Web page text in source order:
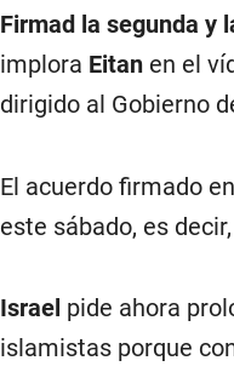
Firmad la segunda y
implora Eitan en el
dirigido al Gobierno
El acuerdo firmado
este sábado, es
Israel pide ahora
islamistas porque